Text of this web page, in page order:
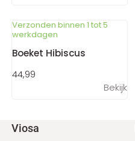
Verzonden binnen 1 tot 5
werkdagen
Boeket Hibiscus
44,99
Bekijk
Voet
Viosa